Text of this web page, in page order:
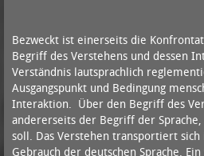
Bezweckt ist einerseits die
Begriff des Verstehens und dessen
Verständnis lautsprachlich
Ausgangspunkt und Bedingung
Interaktion. Über den Begriff des
andererseits der Begriff der
soll. Das Verstehen transportiert
Gebrauch der deutschen Sprache.